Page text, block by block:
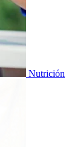
Nutrición